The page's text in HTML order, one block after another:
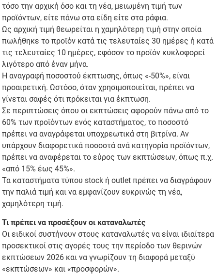
τόσο την αρχική όσο και τη νέα, μειωμένη τιμή των
προϊόντων, είτε πάνω στα είδη είτε στα ράφια.
Ως αρχική τιμή θεωρείται η χαμηλότερη τιμή στην οποία
πωλήθηκε το προϊόν κατά τις τελευταίες 30 ημέρες ή κατά
τις τελευταίες 10 ημέρες, εφόσον το προϊόν κυκλοφορεί
λιγότερο από έναν μήνα.
Η αναγραφή ποσοστού έκπτωσης, όπως «-50%», είναι
προαιρετική. Ωστόσο, όταν χρησιμοποιείται, πρέπει να
γίνεται σαφές ότι πρόκειται για έκπτωση.
Σε περιπτώσεις όπου οι εκπτώσεις αφορούν πάνω από το
60% των προϊόντων ενός καταστήματος, το ποσοστό
πρέπει να αναγράφεται υποχρεωτικά στη βιτρίνα. Αν
υπάρχουν διαφορετικά ποσοστά ανά κατηγορία προϊόντων,
πρέπει να αναφέρεται το εύρος των εκπτώσεων, όπως π.χ.
«από 15% έως 45%».
Τα καταστήματα τύπου stock ή outlet πρέπει να διαγράφουν
την παλιά τιμή και να εμφανίζουν ευκρινώς τη νέα,
χαμηλότερη τιμή.
Τι πρέπει να προσέξουν οι καταναλωτές
Οι ειδικοί συστήνουν στους καταναλωτές να είναι ιδιαίτερα
προσεκτικοί στις αγορές τους την περίοδο των θερινών
εκπτώσεων 2026 και να γνωρίζουν τη διαφορά μεταξύ
«εκπτώσεων» και «προσφορών».